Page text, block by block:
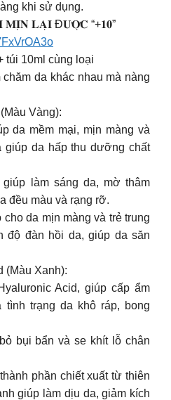
khi sử dụng.
𝐋𝐀̣𝐈 Đ𝐔̛𝐎̛̣𝐂 “+𝟏𝟎”
túi 10ml cùng loại
da khác nhau mà nàng
Vàng):
da mềm mại, mịn màng và
giúp da hấp thu dưỡng chất
giúp làm sáng da, mờ thâm
đều màu và rạng rỡ.
da mịn màng và trẻ trung
độ đàn hồi da, giúp da săn
(Màu Xanh):
Acid, giúp cấp ẩm
trạng da khô ráp, bong
bụi bẩn và se khít lỗ chân
phần chiết xuất từ thiên
giúp làm dịu da, giảm kích